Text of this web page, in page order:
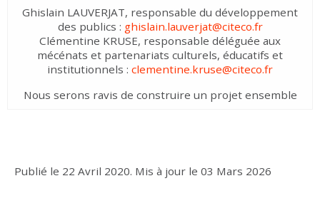
Ghislain LAUVERJAT, responsable du développement
des publics : ghislain.lauverjat@citeco.fr
Clémentine KRUSE, responsable déléguée aux
mécénats et partenariats culturels, éducatifs et
institutionnels : clementine.kruse@citeco.fr
Nous serons ravis de construire un projet ensemble
Publié le 22 Avril 2020. Mis à jour le 03 Mars 2026